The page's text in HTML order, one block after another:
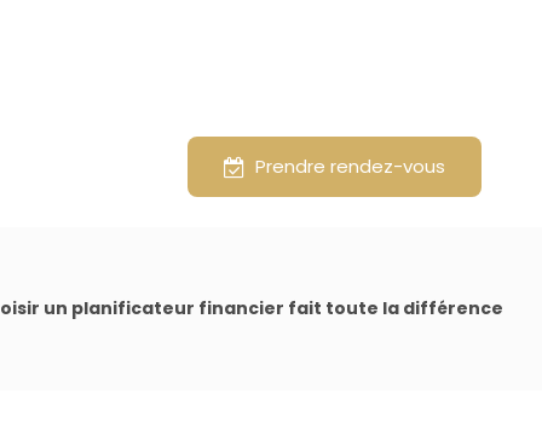
Prendre rendez-vous
un planificateur financier fait toute la différence